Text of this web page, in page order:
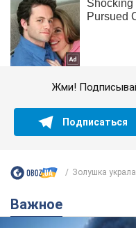
Жми!
Подписаться
Золушка
Важное